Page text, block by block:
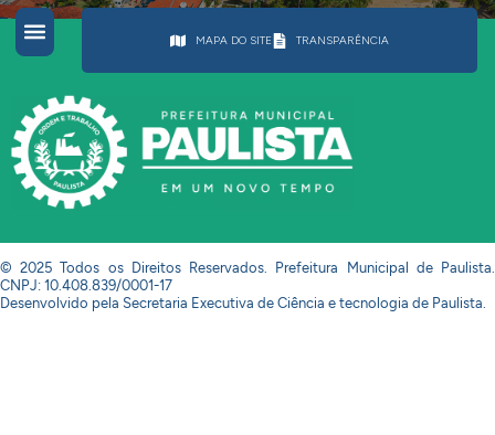
MAPA DO SITE TRANSPARÊNCIA
© 2025 Todos os Direitos Reservados. Prefeitura Municipal de Paulista.
CNPJ: 10.408.839/0001-17
Desenvolvido pela Secretaria Executiva de Ciência e tecnologia de Paulista.